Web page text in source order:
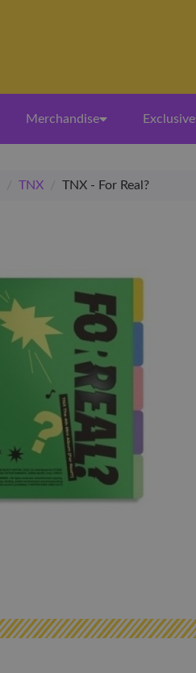
Merchandise Exclusive
/ TNX / TNX - For Real?